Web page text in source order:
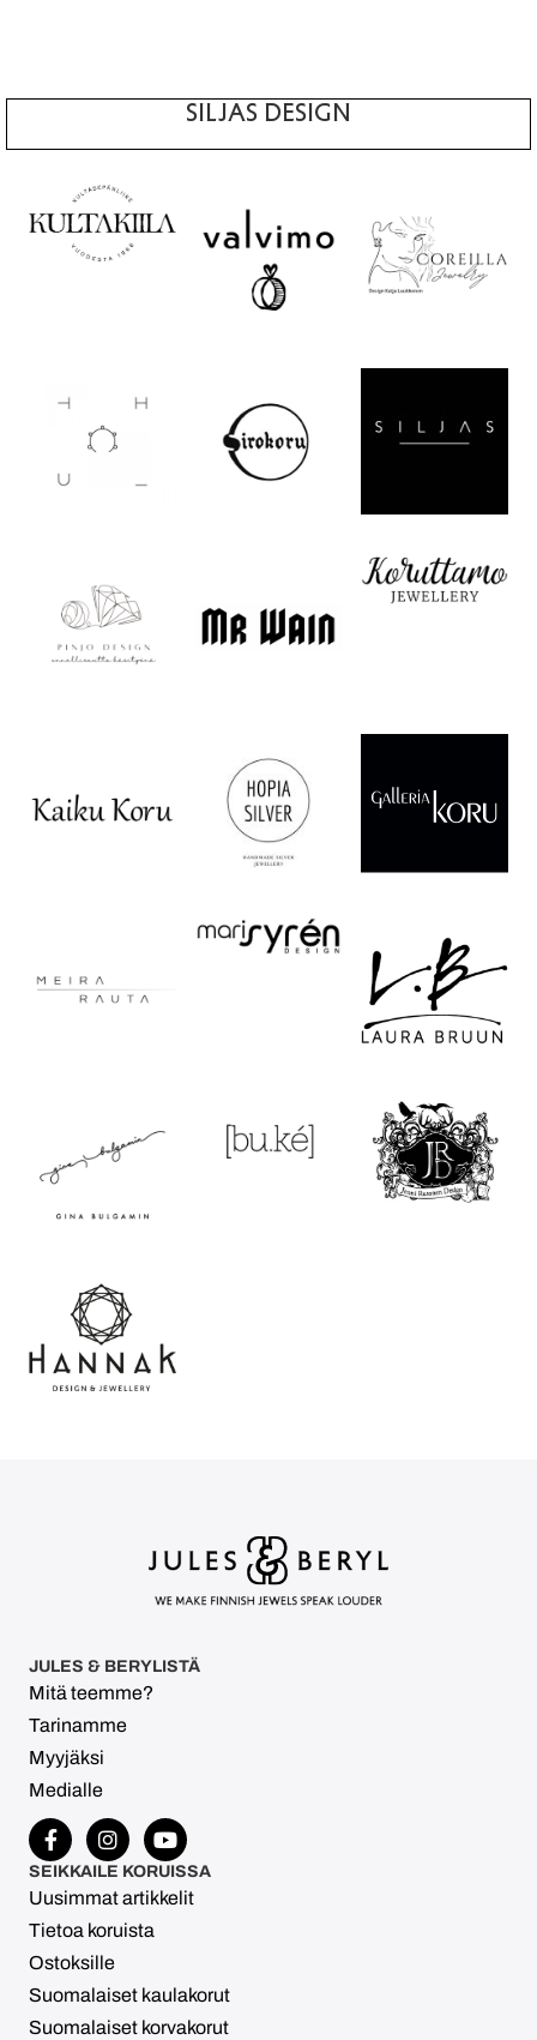
SILJAS DESIGN
JULES & BERYLISTÄ
Mitä teemme?
Tarinamme
Myyjäksi
Medialle
SEIKKAILE KORUISSA
Uusimmat artikkelit
Tietoa koruista
Ostoksille
Suomalaiset kaulakorut
Suomalaiset korvakorut